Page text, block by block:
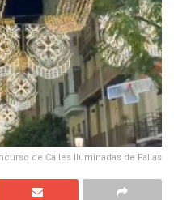
de Calles Iluminadas de Fallas